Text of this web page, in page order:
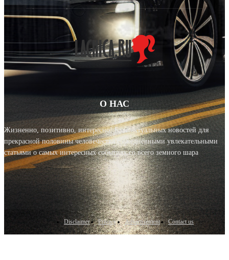
О НАС
Жизненно, позитивно, интересно! Блог актуальных новостей для
прекрасной половины человечества с ежедневными увлекательными
статьями о самых интересных событиях со всего земного шара
Disclaimer Privacy Advertisement Contact us